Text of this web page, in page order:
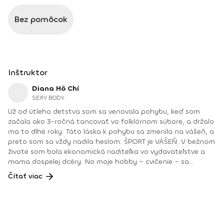
Bez pomôcok
Inštruktor
Diana Hô Chí
SEXY BODY
Už od útleho detstva som sa venovala pohybu, keď som
začala ako 3-ročná tancovať vo folklórnom súbore, a držalo
ma to dlhé roky. Táto láska k pohybu sa zmenila na vášeň, a
preto som sa vždy riadila heslom: ŠPORT je VÁŠEŇ. V bežnom
živote som bola ekonomická riaditeľka vo vydavateľstve a
mama dospelej dcéry. No moje hobby – cvičenie – sa
dostávalo do popredia už dlhé roky. Takmer dennodenne
som viedla skupinové tréningy a pre svojich klientov som
Čítať viac